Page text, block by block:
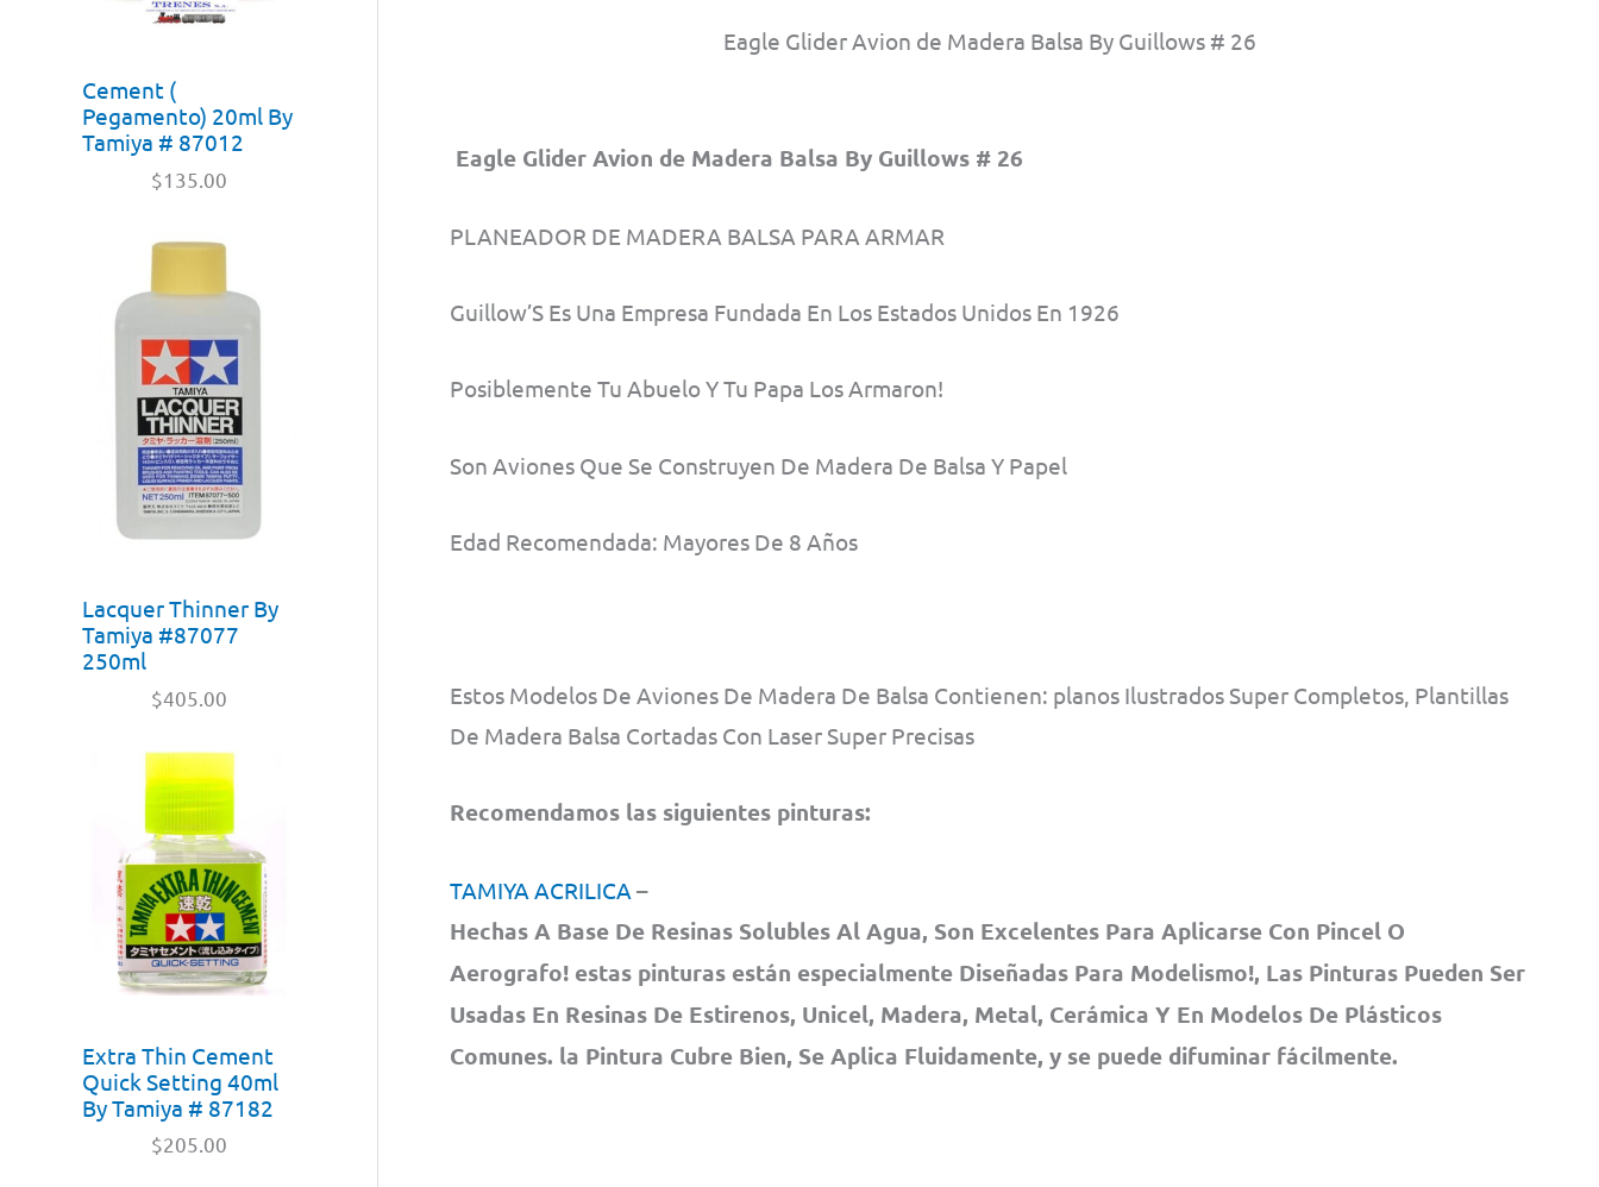
Cement (
Pegamento) 20ml By
Tamiya # 87012
$135.00
Lacquer Thinner By
Tamiya #87077
250ml
$405.00
Extra Thin Cement
Quick Setting 40ml
By Tamiya # 87182
$205.00
Eagle Glider Avion de Madera Balsa By Guillows # 26
Eagle Glider Avion de Madera Balsa By Guillows # 26
PLANEADOR DE MADERA BALSA PARA ARMAR
Guillow’S Es Una Empresa Fundada En Los Estados Unidos En 1926
Posiblemente Tu Abuelo Y Tu Papa Los Armaron!
Son Aviones Que Se Construyen De Madera De Balsa Y Papel
Edad Recomendada: Mayores De 8 Años
Estos Modelos De Aviones De Madera De Balsa Contienen: planos Ilustrados Super Completos, Plantillas
De Madera Balsa Cortadas Con Laser Super Precisas
Recomendamos las siguientes pinturas:
TAMIYA ACRILICA –
Hechas A Base De Resinas Solubles Al Agua, Son Excelentes Para Aplicarse Con Pincel O
Aerografo! estas pinturas están especialmente Diseñadas Para Modelismo!, Las Pinturas Pueden Ser
Usadas En Resinas De Estirenos, Unicel, Madera, Metal, Cerámica Y En Modelos De Plásticos
Comunes. la Pintura Cubre Bien, Se Aplica Fluidamente, y se puede difuminar fácilmente.